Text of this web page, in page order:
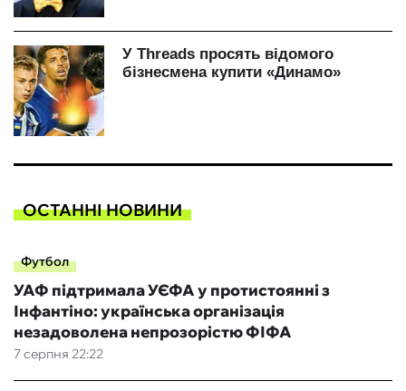
ОСТАННІ НОВИНИ
Футбол
7 серпня 22:22
УАФ підтримала УЄФА у протистоянні з
Інфантіно: українська організація
незадоволена непрозорістю ФІФА